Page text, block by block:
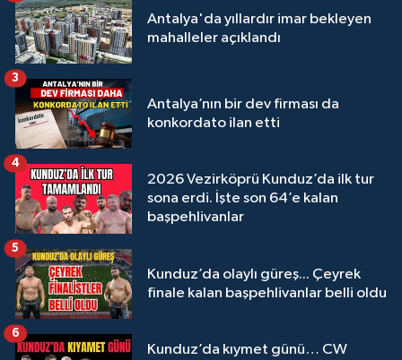
Antalya'da yıllardır imar bekleyen
mahalleler açıklandı
Antalya’nın bir dev firması da
konkordato ilan etti
3
2026 Vezirköprü Kunduz’da ilk tur
sona erdi. İşte son 64’e kalan
başpehlivanlar
4
Kunduz’da olaylı güreş... Çeyrek
finale kalan başpehlivanlar belli oldu
5
Kunduz’da kıymet günü… CW
6